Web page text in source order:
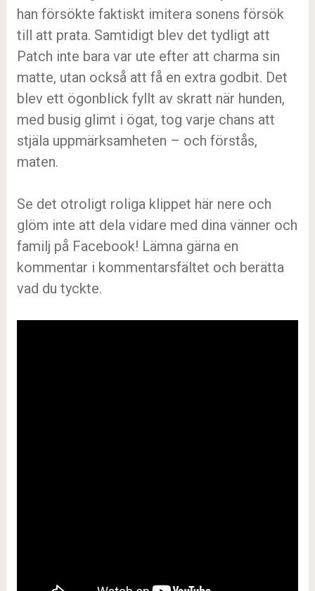
han försökte faktiskt imitera sonens försök
till att prata. Samtidigt blev det tydligt att
Patch inte bara var ute efter att charma sin
matte, utan också att få en extra godbit. Det
blev ett ögonblick fyllt av skratt när hunden,
med busig glimt i ögat, tog varje chans att
stjäla uppmärksamheten – och förstås,
maten.
Se det otroligt roliga klippet här nere och
glöm inte att dela vidare med dina vänner och
familj på Facebook! Lämna gärna en
kommentar i kommentarsfältet och berätta
vad du tyckte.